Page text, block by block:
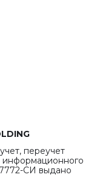
переучет
информационного
СИ выдано